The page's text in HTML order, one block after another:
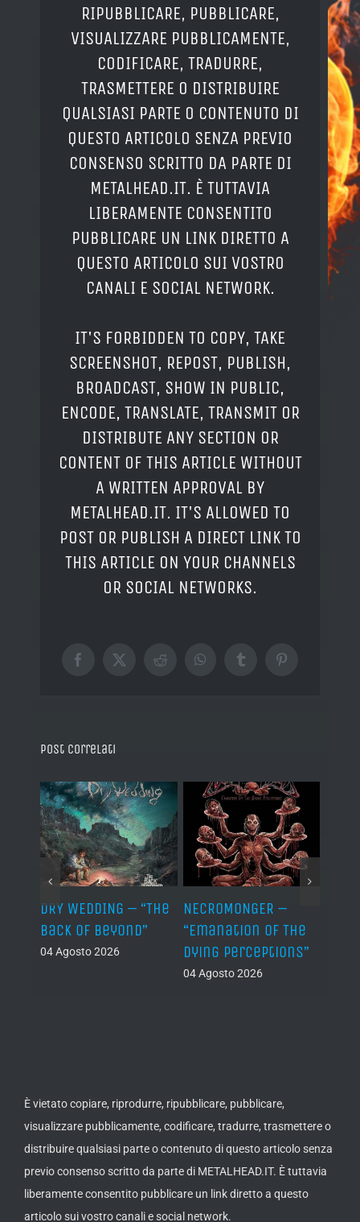
RIPUBBLICARE, PUBBLICARE,
VISUALIZZARE PUBBLICAMENTE,
CODIFICARE, TRADURRE,
TRASMETTERE O DISTRIBUIRE
QUALSIASI PARTE O CONTENUTO DI
QUESTO ARTICOLO SENZA PREVIO
CONSENSO SCRITTO DA PARTE DI
METALHEAD.IT. È TUTTAVIA
LIBERAMENTE CONSENTITO
PUBBLICARE UN LINK DIRETTO A
QUESTO ARTICOLO SUI VOSTRO
CANALI E SOCIAL NETWORK.
IT'S FORBIDDEN TO COPY, TAKE
SCREENSHOT, REPOST, PUBLISH,
BROADCAST, SHOW IN PUBLIC,
ENCODE, TRANSLATE, TRANSMIT OR
DISTRIBUTE ANY SECTION OR
CONTENT OF THIS ARTICLE WITHOUT
A WRITTEN APPROVAL BY
METALHEAD.IT. IT'S ALLOWED TO
POST OR PUBLISH A DIRECT LINK TO
THIS ARTICLE ON YOUR CHANNELS
OR SOCIAL NETWORKS.
Facebook
X RedditWhatsAppTumblrPinterest
Post correlati
DRY WEDDING – “The
Back Of Beyond”
04 Agosto 2026
NECROMONGER –
“Emanation Of The
Dying Perceptions”
04 Agosto 2026
È vietato copiare, riprodurre, ripubblicare, pubblicare,
visualizzare pubblicamente, codificare, tradurre, trasmettere o
distribuire qualsiasi parte o contenuto di questo articolo senza
previo consenso scritto da parte di METALHEAD.IT. È tuttavia
liberamente consentito pubblicare un link diretto a questo
articolo sui vostro canali e social network.